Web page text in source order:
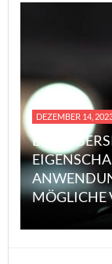
DEZEMBER 14,
EINE
MÖGLICHE